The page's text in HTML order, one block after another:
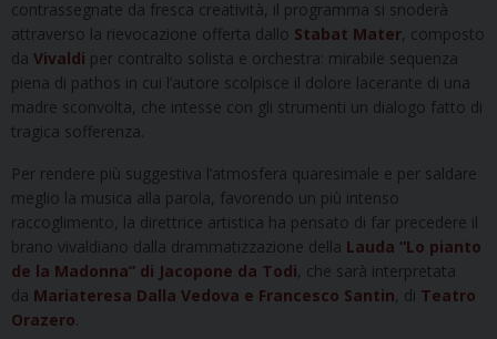
contrassegnate da fresca creatività, il programma si snoderà
attraverso la rievocazione offerta dallo Stabat Mater, composto
da Vivaldi per contralto solista e orchestra: mirabile sequenza
piena di pathos in cui l’autore scolpisce il dolore lacerante di una
madre sconvolta, che intesse con gli strumenti un dialogo fatto di
tragica sofferenza.
Per rendere più suggestiva l’atmosfera quaresimale e per saldare
meglio la musica alla parola, favorendo un più intenso
raccoglimento, la direttrice artistica ha pensato di far precedere il
brano vivaldiano dalla drammatizzazione della Lauda “Lo pianto
de la Madonna” di Jacopone da Todi, che sarà interpretata
da Mariateresa Dalla Vedova e Francesco Santin, di Teatro
Orazero.